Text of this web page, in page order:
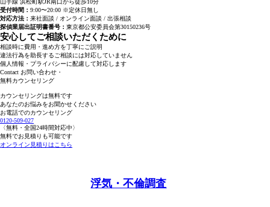
受付時間： 9:00〜20:00 ※定休日無し
対応方法： 来社面談 / オンライン面談 / 出張相談
探偵業届出証明書番号： 東京都公安委員会第30150236号
安心してご相談いただくために
相談時に費用・進め方を丁寧にご説明
違法行為を助長するご相談には対応していません
個人情報・プライバシーに配慮して対応します
Contact お問い合わせ・
無料カウンセリング
カウンセリングは無料です
あなたのお悩みをお聞かせください
お電話でのカウンセリング
0120-509-027
〈無料・全国24時間対応中〉
無料でお見積りも可能です
オンライン見積りはこちら
浮気・不倫調査